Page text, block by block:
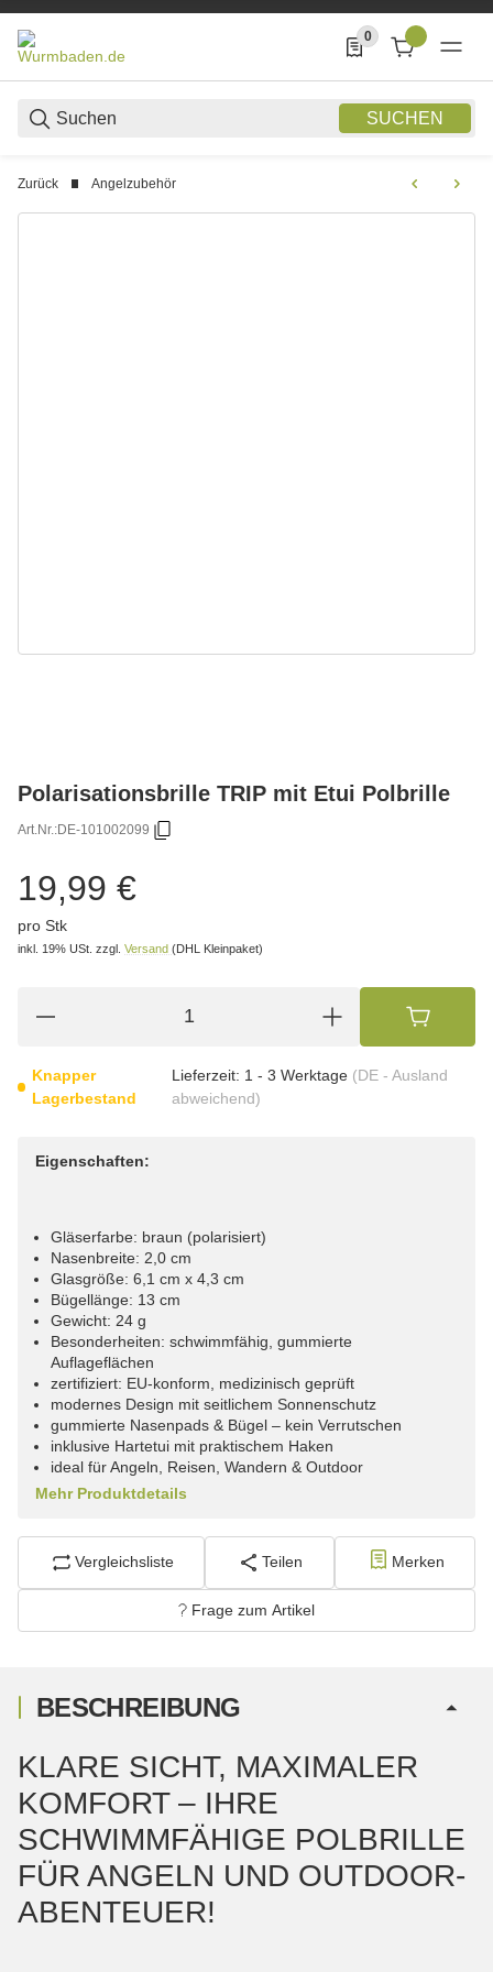
SUCHEN
0
0 Produkte in der
Zurück Angelzubehör
Polarisationsbrille TRIP mit Etui Polbrille
Art.Nr.:DE-101002099
19,99 €
pro Stk
inkl. 19% USt. zzgl. Versand (DHL Kleinpaket)
Knapper
Lagerbestand
Lieferzeit: 1 - 3 Werktage (DE - Ausland
abweichend)
Eigenschaften:
Gläserfarbe: braun (polarisiert)
Nasenbreite: 2,0 cm
Glasgröße: 6,1 cm x 4,3 cm
Bügellänge: 13 cm
Gewicht: 24 g
Besonderheiten: schwimmfähig, gummierte
Auflageflächen
zertifiziert: EU-konform, medizinisch geprüft
modernes Design mit seitlichem Sonnenschutz
gummierte Nasenpads & Bügel – kein Verrutschen
inklusive Hartetui mit praktischem Haken
ideal für Angeln, Reisen, Wandern & Outdoor
Mehr Produktdetails
Vergleichsliste Teilen Merken
Frage zum Artikel
BESCHREIBUNG
KLARE SICHT, MAXIMALER
KOMFORT – IHRE
SCHWIMMFÄHIGE POLBRILLE
FÜR ANGELN UND OUTDOOR-
ABENTEUER!